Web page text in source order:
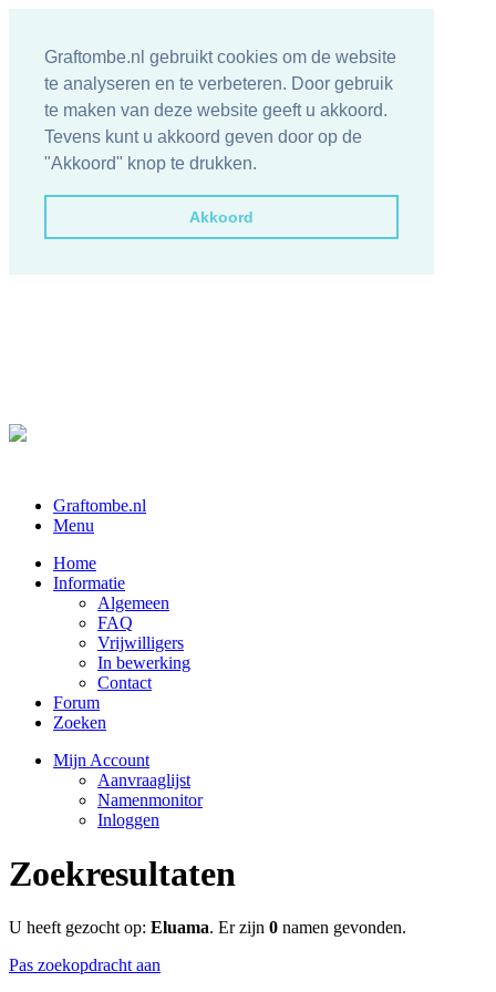
Graftombe.nl gebruikt cookies om de website
te analyseren en te verbeteren. Door gebruik
te maken van deze website geeft u akkoord.
Tevens kunt u akkoord geven door op de
"Akkoord" knop te drukken.
Akkoord
Graftombe.nl
Menu
Home
Informatie
Algemeen
FAQ
Vrijwilligers
In bewerking
Contact
Forum
Zoeken
Mijn Account
Aanvraaglijst
Namenmonitor
Inloggen
Zoekresultaten
U heeft gezocht op: Eluama. Er zijn 0 namen gevonden.
Pas zoekopdracht aan